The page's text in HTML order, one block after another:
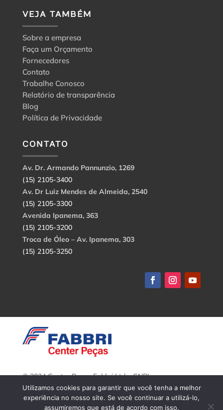
VEJA TAMBÉM
Sobre a empresa
Faça um Orçamento
Fornecedores
Contato
Trabalhe Conosco
Relatório de transparência
Blog
Política de Privacidade
CONTATO
Av. Dr. Armando Pannunzio, 1269
(15) 2105-3400
Av. Dr Luiz Mendes de Almeida, 2540
(15) 2105-3300
Avenida Ipanema, 363
(15) 2105-3200
Troca de Óleo – Av. Ipanema, 303
(15) 2105-3250
© 2024 Center Peças Fabbri Ltda. CNPJ:
56.908.650/0001-94.
Todos os direitos reservados.
Utilizamos cookies para garantir que você tenha a melhor
experiência no nosso site. Se você continuar a utilizá-lo,
assumiremos que está de acordo com isso.